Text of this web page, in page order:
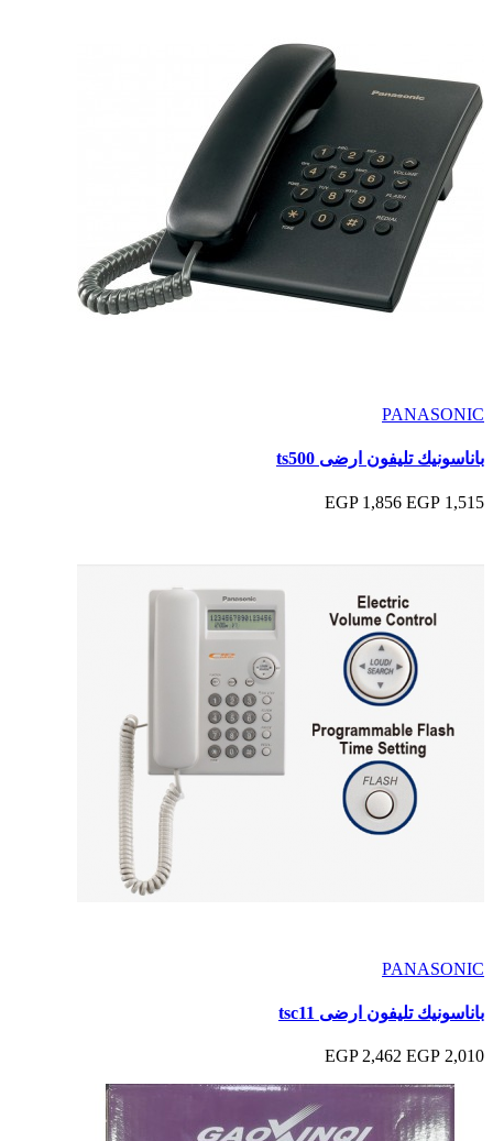
PANASONIC
باناسونيك تليفون ارضى ts500
1,515 EGP
1,856 EGP
PANASONIC
باناسونيك تليفون ارضى tsc11
2,010 EGP
2,462 EGP